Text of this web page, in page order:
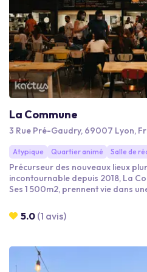
La Commune
3 Rue Pré-Gaudry, 69007 Lyon,
Atypique Quartier animé Salle de
Précurseur des nouveaux lieux
incontournable depuis 2018, La
Ses 1 500m2, prennent vie dans
expérience optimisée et
5.0 (1 avis)